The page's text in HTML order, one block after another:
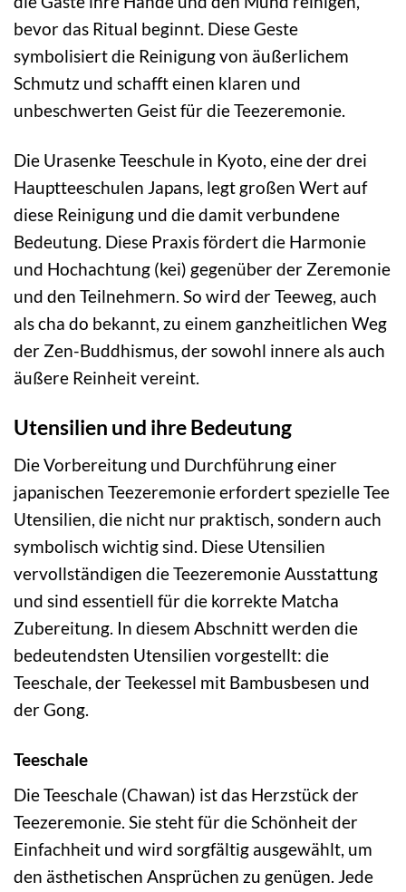
bevor das Ritual beginnt. Diese Geste
symbolisiert die Reinigung von äußerlichem
Schmutz und schafft einen klaren und
unbeschwerten Geist für die Teezeremonie.
Die Urasenke Teeschule in Kyoto, eine der drei
Hauptteeschulen Japans, legt großen Wert auf
diese Reinigung und die damit verbundene
Bedeutung. Diese Praxis fördert die Harmonie
und Hochachtung (kei) gegenüber der Zeremonie
und den Teilnehmern. So wird der Teeweg, auch
als cha do bekannt, zu einem ganzheitlichen Weg
der Zen-Buddhismus, der sowohl innere als auch
äußere Reinheit vereint.
Utensilien und ihre Bedeutung
Die Vorbereitung und Durchführung einer
japanischen Teezeremonie erfordert spezielle Tee
Utensilien, die nicht nur praktisch, sondern auch
symbolisch wichtig sind. Diese Utensilien
vervollständigen die Teezeremonie Ausstattung
und sind essentiell für die korrekte Matcha
Zubereitung. In diesem Abschnitt werden die
bedeutendsten Utensilien vorgestellt: die
Teeschale, der Teekessel mit Bambusbesen und
der Gong.
Teeschale
Die Teeschale (Chawan) ist das Herzstück der
Teezeremonie. Sie steht für die Schönheit der
Einfachheit und wird sorgfältig ausgewählt, um
den ästhetischen Ansprüchen zu genügen. Jede